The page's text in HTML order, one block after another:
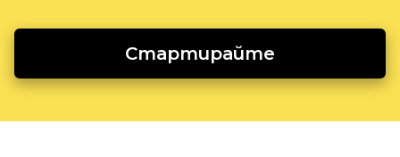
Стартирайте